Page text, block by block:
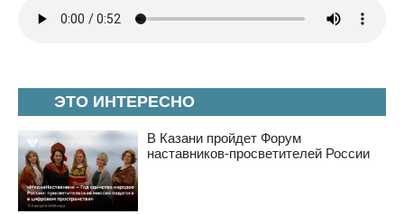
ЭТО ИНТЕРЕСНО
В Казани пройдет Форум
наставников-просветителей России